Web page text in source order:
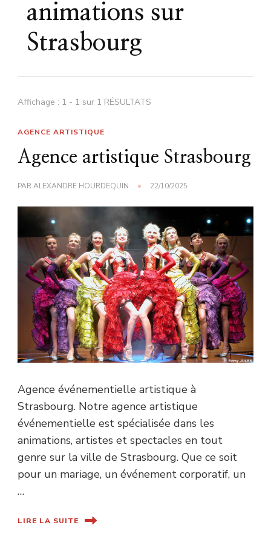
animations sur
Strasbourg
Affichage : 1 - 1 sur 1 RÉSULTATS
AGENCE ARTISTIQUE
Agence artistique Strasbourg
PARALEXANDRE HOURDEQUIN 22/10/2025
Agence événementielle artistique à
Strasbourg. Notre agence artistique
événementielle est spécialisée dans les
animations, artistes et spectacles en tout
genre sur la ville de Strasbourg. Que ce soit
pour un mariage, un événement corporatif, un
…
LIRE LA SUITE